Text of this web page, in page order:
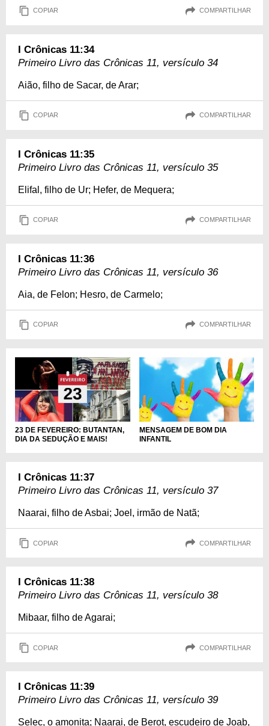
COPIAR COMPARTILHAR
I Crônicas 11:34
Primeiro Livro das Crônicas 11, versículo 34
Aião, filho de Sacar, de Arar;
COPIAR COMPARTILHAR
I Crônicas 11:35
Primeiro Livro das Crônicas 11, versículo 35
Elifal, filho de Ur; Hefer, de Mequera;
COPIAR COMPARTILHAR
I Crônicas 11:36
Primeiro Livro das Crônicas 11, versículo 36
Aia, de Felon; Hesro, de Carmelo;
COPIAR COMPARTILHAR
23 DE FEVEREIRO: BUTANTAN,
DIA DA SEDUÇÃO E MAIS!
MENSAGEM DE BOM DIA
INFANTIL
I Crônicas 11:37
Primeiro Livro das Crônicas 11, versículo 37
Naarai, filho de Asbai; Joel, irmão de Natã;
COPIAR COMPARTILHAR
I Crônicas 11:38
Primeiro Livro das Crônicas 11, versículo 38
Mibaar, filho de Agarai;
COPIAR COMPARTILHAR
I Crônicas 11:39
Primeiro Livro das Crônicas 11, versículo 39
Selec, o amonita; Naarai, de Berot, escudeiro de Joab,